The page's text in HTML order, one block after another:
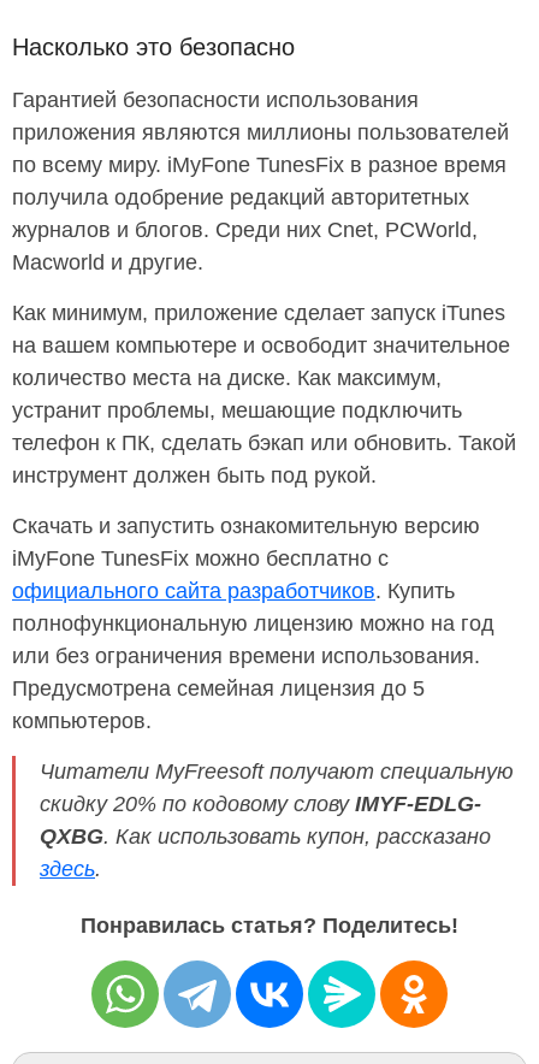
Насколько это безопасно
Гарантией безопасности использования
приложения являются миллионы пользователей
по всему миру. iMyFone TunesFix в разное время
получила одобрение редакций авторитетных
журналов и блогов. Среди них Cnet, PCWorld,
Macworld и другие.
Как минимум, приложение сделает запуск iTunes
на вашем компьютере и освободит значительное
количество места на диске. Как максимум,
устранит проблемы, мешающие подключить
телефон к ПК, сделать бэкап или обновить. Такой
инструмент должен быть под рукой.
Скачать и запустить ознакомительную версию
iMyFone TunesFix можно бесплатно с
официального сайта разработчиков. Купить
полнофункциональную лицензию можно на год
или без ограничения времени использования.
Предусмотрена семейная лицензия до 5
компьютеров.
Читатели MyFreesoft получают специальную
скидку 20% по кодовому слову IMYF-EDLG-
QXBG. Как использовать купон, рассказано
здесь.
Понравилась статья? Поделитесь!